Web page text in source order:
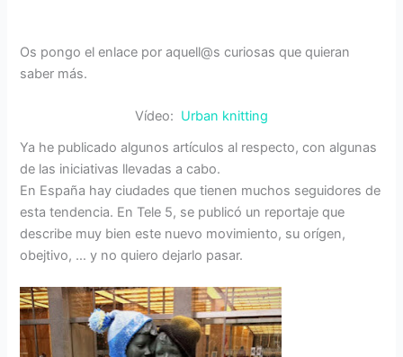
Os pongo el enlace por aquell@s curiosas que quieran
saber más.
Vídeo: Urban knitting
Ya he publicado algunos artículos al respecto, con algunas
de las iniciativas llevadas a cabo.
En España hay ciudades que tienen muchos seguidores de
esta tendencia. En Tele 5, se publicó un reportaje que
describe muy bien este nuevo movimiento, su orígen,
obejtivo, … y no quiero dejarlo pasar.